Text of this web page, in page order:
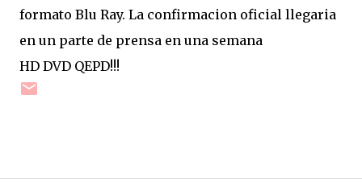
formato Blu Ray. La confirmacion oficial llegaria
en un parte de prensa en una semana
HD DVD QEPD!!!